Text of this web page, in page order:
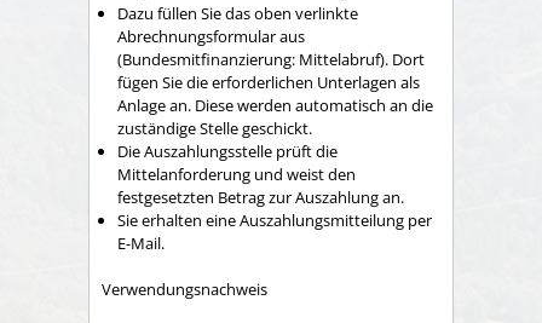
Dazu füllen Sie das oben verlinkte
Abrechnungsformular aus
(Bundesmitfinanzierung: Mittelabruf). Dort
fügen Sie die erforderlichen Unterlagen als
Anlage an. Diese werden automatisch an die
zuständige Stelle geschickt.
Die Auszahlungsstelle prüft die
Mittelanforderung und weist den
festgesetzten Betrag zur Auszahlung an.
Sie erhalten eine Auszahlungsmitteilung per
E-Mail.
Verwendungsnachweis